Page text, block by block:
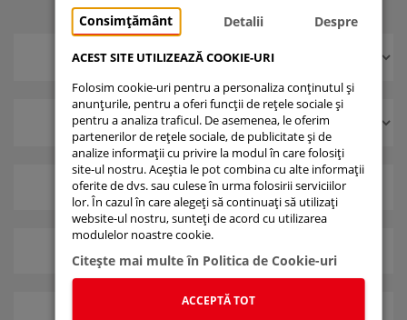
Consimțământ Detalii Despre
ACEST SITE UTILIZEAZĂ COOKIE-URI
Folosim cookie-uri pentru a personaliza conținutul și
anunțurile, pentru a oferi funcții de rețele sociale și
pentru a analiza traficul. De asemenea, le oferim
partenerilor de rețele sociale, de publicitate și de
analize informații cu privire la modul în care folosiți
site-ul nostru. Aceștia le pot combina cu alte informații
oferite de dvs. sau culese în urma folosirii serviciilor
lor. În cazul în care alegeți să continuați să utilizați
website-ul nostru, sunteți de acord cu utilizarea
modulelor noastre cookie.
Citeşte mai multe în Politica de Cookie-uri
ACCEPTĂ TOT
i